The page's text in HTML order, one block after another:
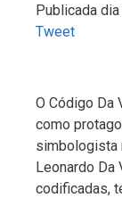
Publicada
Tweet
O Código Da
como
simbologista
Leonardo Da
codificadas,